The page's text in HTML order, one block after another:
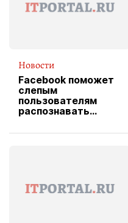
Новости
Facebook поможет
слепым
пользователям
распознавать